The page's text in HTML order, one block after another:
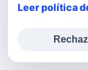
768 769
Leer política